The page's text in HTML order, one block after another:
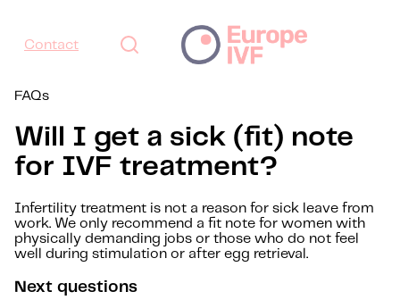
Contact
FAQs
Will I get a sick (fit) note
for IVF treatment?
Infertility treatment is not a reason for sick leave from
work. We only recommend a fit note for women with
physically demanding jobs or those who do not feel
well during stimulation or after egg retrieval.
Next questions